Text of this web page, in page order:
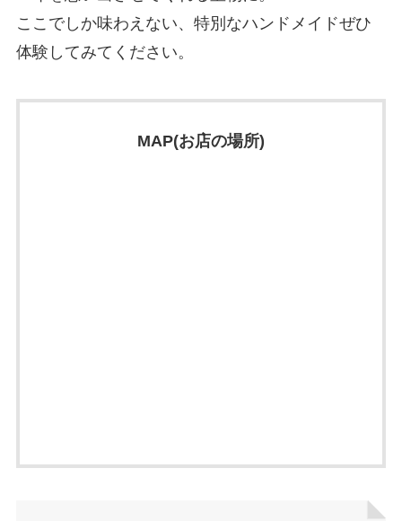
ここでしか味わえない、特別なハンドメイドぜひ
体験してみてください。
MAP(お店の場所)